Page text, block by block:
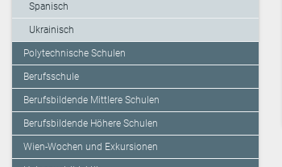
Spanisch
Ukrainisch
Polytechnische Schulen
Berufsschule
Berufsbildende Mittlere Schulen
Berufsbildende Höhere Schulen
Wien-Wochen und Exkursionen